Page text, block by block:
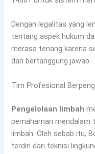
Dengan legalitas yang
tentang aspek hukum
merasa tenang karena
dan bertanggung jawab.
Tim Profesional
Pengelolaan limbah
pemahaman mendalam
limbah. Oleh sebab itu,
terdiri dari teknisi